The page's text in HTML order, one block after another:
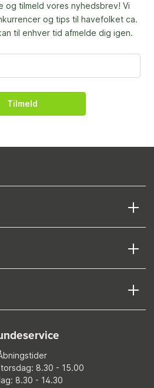
og tilmeld vores nyhedsbrev! Vi
og tips til havefolket ca.
til enhver tid afmelde dig igen.
Tilmeld
8.30 - 15.00
8.30 - 14.30